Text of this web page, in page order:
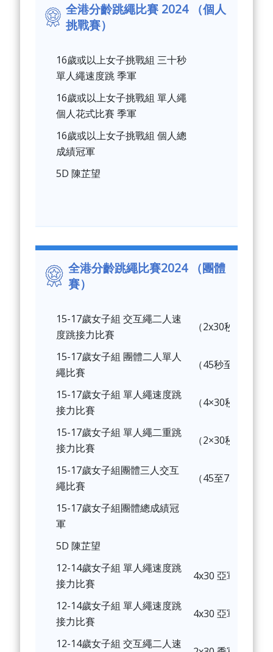
全港分齡跳繩比賽 2024 （個人
挑戰賽）
16歲或以上女子挑戰組 三十秒
單人繩速度跳 季軍
16歲或以上女子挑戰組 單人繩
個人花式比賽 季軍
16歲或以上女子挑戰組 個人總
成績冠軍
5D 陳芷望
全港分齡跳繩比賽2024 （團體
賽）
15-17歲女子組 交互繩二人速
度跳接力比賽
（2x30秒）冠軍
15-17歲女子組 團體二人單人
繩比賽
（45秒至75秒）
15-17歲女子組 單人繩速度跳
接力比賽
（4×30秒）冠軍
15-17歲女子組 單人繩二重跳
接力比賽
（2×30秒）冠軍
15-17歲女子組團體三人交互
繩比賽
（45至75秒）亞軍
15-17歲女子組團體總成績冠
軍
5D 陳芷望
12-14歲女子組 單人繩速度跳
接力比賽
4x30 亞軍
12-14歲女子組 單人繩速度跳
接力比賽
4x30 亞軍
12-14歲女子組 交互繩二人速